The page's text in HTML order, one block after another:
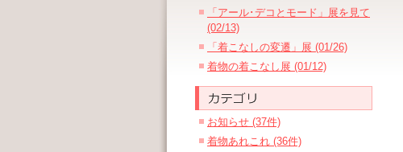
「アール･デコとモード」展を見て
(02/13)
「着こなしの変遷」展 (01/26)
着物の着こなし展 (01/12)
お知らせ (37件)
着物あれこれ (36件)